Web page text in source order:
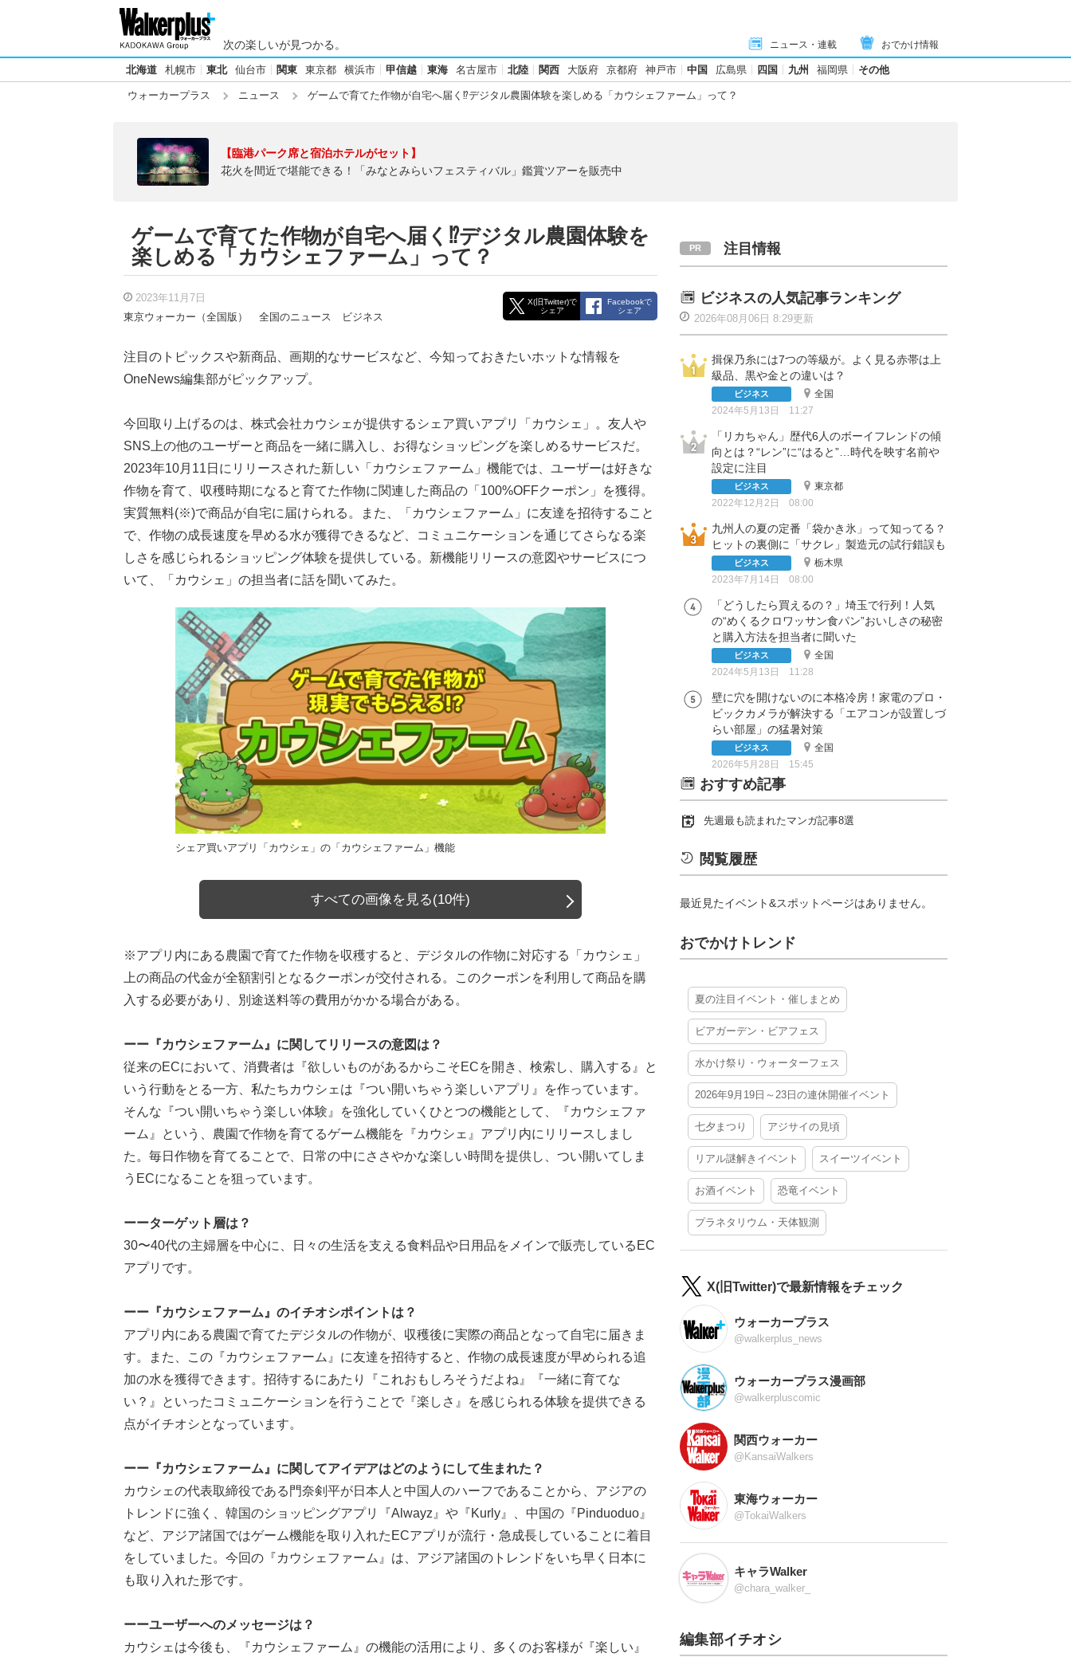
次の楽しいが見つかる。 ニュース・連載 おでかけ情報
北海道 札幌市 東北 仙台市 関東 東京都 横浜市 甲信越 東海 名古屋市 北陸 関西 大阪府 京都府 神戸市 中国 広島県 四国 九州 福岡県 その他
ウォーカープラス ニュース ゲームで育てた作物が自宅へ届く⁉︎デジタル農園体験を楽しめる「カウシェファーム」って？
【臨港パーク席と宿泊ホテルがセット】
花火を間近で堪能できる！「みなとみらいフェスティバル」鑑賞ツアーを販売中
ゲームで育てた作物が自宅へ届く⁉︎デジタル農園体験を
楽しめる「カウシェファーム」って？
2023年11月7日
東京ウォーカー（全国版）
全国のニュース ビジネス
X(旧Twitter)で
シェア
Facebookで
シェア
注目のトピックスや新商品、画期的なサービスなど、今知っておきたいホットな情報を
OneNews編集部がピックアップ。
今回取り上げるのは、株式会社カウシェが提供するシェア買いアプリ「カウシェ」。友人や
SNS上の他のユーザーと商品を一緒に購入し、お得なショッピングを楽しめるサービスだ。
2023年10月11日にリリースされた新しい「カウシェファーム」機能では、ユーザーは好きな
作物を育て、収穫時期になると育てた作物に関連した商品の「100%OFFクーポン」を獲得。
実質無料(※)で商品が自宅に届けられる。また、「カウシェファーム」に友達を招待すること
で、作物の成長速度を早める水が獲得できるなど、コミュニケーションを通じてさらなる楽
しさを感じられるショッピング体験を提供している。新機能リリースの意図やサービスにつ
いて、「カウシェ」の担当者に話を聞いてみた。
シェア買いアプリ「カウシェ」の「カウシェファーム」機能
すべての画像を見る(10件)
※アプリ内にある農園で育てた作物を収穫すると、デジタルの作物に対応する「カウシェ」
上の商品の代金が全額割引となるクーポンが交付される。このクーポンを利用して商品を購
入する必要があり、別途送料等の費用がかかる場合がある。
ーー『カウシェファーム』に関してリリースの意図は？
従来のECにおいて、消費者は『欲しいものがあるからこそECを開き、検索し、購入する』と
いう行動をとる一方、私たちカウシェは『つい開いちゃう楽しいアプリ』を作っています。
そんな『つい開いちゃう楽しい体験』を強化していくひとつの機能として、『カウシェファ
ーム』という、農園で作物を育てるゲーム機能を『カウシェ』アプリ内にリリースしまし
た。毎日作物を育てることで、日常の中にささやかな楽しい時間を提供し、つい開いてしま
うECになることを狙っています。
ーーターゲット層は？
30〜40代の主婦層を中心に、日々の生活を支える食料品や日用品をメインで販売しているEC
アプリです。
ーー『カウシェファーム』のイチオシポイントは？
アプリ内にある農園で育てたデジタルの作物が、収穫後に実際の商品となって自宅に届きま
す。また、この『カウシェファーム』に友達を招待すると、作物の成長速度が早められる追
加の水を獲得できます。招待するにあたり『これおもしろそうだよね』『一緒に育てな
い？』といったコミュニケーションを行うことで『楽しさ』を感じられる体験を提供できる
点がイチオシとなっています。
ーー『カウシェファーム』に関してアイデアはどのようにして生まれた？
カウシェの代表取締役である門奈剣平が日本人と中国人のハーフであることから、アジアの
トレンドに強く、韓国のショッピングアプリ『Alwayz』や『Kurly』、中国の『Pinduoduo』
など、アジア諸国ではゲーム機能を取り入れたECアプリが流行・急成長していることに着目
をしていました。今回の『カウシェファーム』は、アジア諸国のトレンドをいち早く日本に
も取り入れた形です。
ーーユーザーへのメッセージは？
カウシェは今後も、『カウシェファーム』の機能の活用により、多くのお客様が『楽しい』
注目情報
ビジネスの人気記事ランキング
2026年08月06日 8:29更新
揖保乃糸には7つの等級が。よく見る赤帯は上
級品、黒や金との違いは？
ビジネス
全国
2024年5月13日 11:27
「リカちゃん」歴代6人のボーイフレンドの傾
向とは？“レン”に“はると”…時代を映す名前や
設定に注目
ビジネス
東京都
2022年12月2日 08:00
九州人の夏の定番「袋かき氷」って知ってる？
ヒットの裏側に「サクレ」製造元の試行錯誤も
ビジネス
栃木県
2023年7月14日 08:00
「どうしたら買えるの？」埼玉で行列！人気
の“めくるクロワッサン⾷パン”おいしさの秘密
と購入方法を担当者に聞いた
ビジネス
全国
2024年5月13日 11:28
壁に穴を開けないのに本格冷房！家電のプロ・
ビックカメラが解決する「エアコンが設置しづ
らい部屋」の猛暑対策
ビジネス
全国
2026年5月28日 15:45
おすすめ記事
先週最も読まれたマンガ記事8選
閲覧履歴
最近見たイベント&スポットページはありません。
おでかけトレンド
夏の注目イベント・催しまとめ
ビアガーデン・ビアフェス
水かけ祭り・ウォーターフェス
2026年9月19日～23日の連休開催イベント
七夕まつり アジサイの見頃
リアル謎解きイベント スイーツイベント
お酒イベント 恐竜イベント
プラネタリウム・天体観測
X(旧Twitter)で最新情報をチェック
ウォーカープラス
@walkerplus_news
ウォーカープラス漫画部
@walkerpluscomic
関西ウォーカー
@KansaiWalkers
東海ウォーカー
@TokaiWalkers
キャラWalker
@chara_walker_
編集部イチオシ